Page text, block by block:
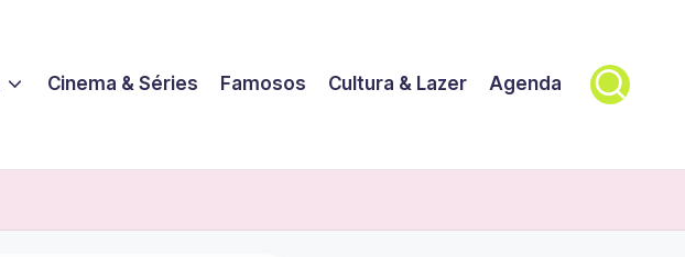
Cinema & Séries Famosos Cultura & Lazer Agenda